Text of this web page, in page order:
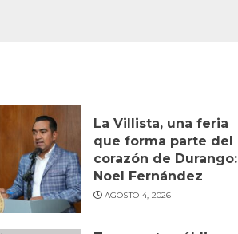
La Villista, una feria
que forma parte del
corazón de Durango:
Noel Fernández
AGOSTO 4, 2026